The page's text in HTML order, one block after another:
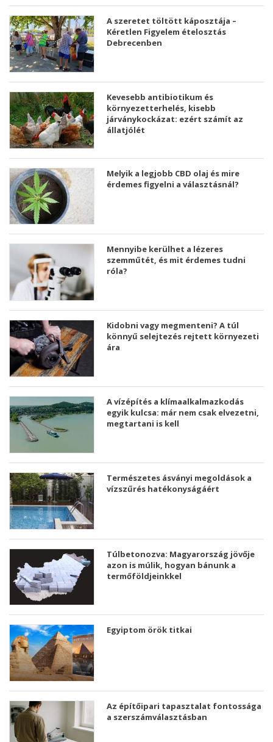
A szeretet töltött káposztája –
Kéretlen Figyelem ételosztás
Debrecenben
Kevesebb antibiotikum és
környezetterhelés, kisebb
járványkockázat: ezért számít az
állatjólét
Melyik a legjobb CBD olaj és mire
érdemes figyelni a választásnál?
Mennyibe kerülhet a lézeres
szemműtét, és mit érdemes tudni
róla?
Kidobni vagy megmenteni? A túl
könnyű selejtezés rejtett környezeti
ára
A vízépítés a klímaalkalmazkodás
egyik kulcsa: már nem csak elvezetni,
megtartani is kell
Természetes ásványi megoldások a
vízszűrés hatékonyságáért
Túlbetonozva: Magyarország jövője
azon is múlik, hogyan bánunk a
termőföldjeinkkel
Egyiptom örök titkai
Az építőipari tapasztalat fontossága
a szerszámválasztásban